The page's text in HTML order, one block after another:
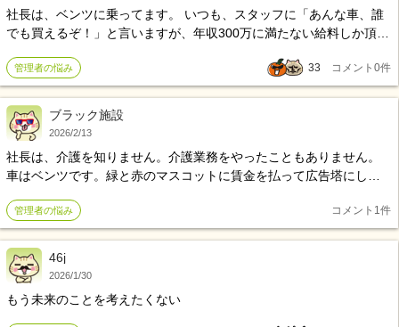
社長は、ベンツに乗ってます。 いつも、スタッフに「あんな車、誰
でも買えるぞ！」と言いますが、年収300万に満たない給料しか頂け
線通勤をしている定期券代が勿体ないですよ。1キロ20円しかガソリ
ン代が貰えないスタッフが悲惨です。 スタッフがどんどん辞め、派
遣スタッフがどんどん入って来ます。自転車操業的な営業をしてま
すので、スタッフの賃金は一生上がりそうに無いです。
管理者の悩み 33 コメント 0件
ブラック施設
2026/2/13
社長は、介護を知りません。介護業務をやったこともありません。
車はベンツです。緑と赤のマスコットに賃金を払って広告塔にして
い、昇給もありません。コロナの時に、国から補助金が出ました
が、半年待たされた挙げ句、賞与と言う明細を出してきましたが、
賞与では無いので、本当に困った人です
管理者の悩み コメント 1件
46j
2026/1/30
もう未来のことを考えたくない